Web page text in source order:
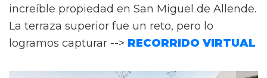
increíble propiedad en San Miguel de Allende.
La terraza superior fue un reto, pero lo
logramos capturar --> RECORRIDO VIRTUAL